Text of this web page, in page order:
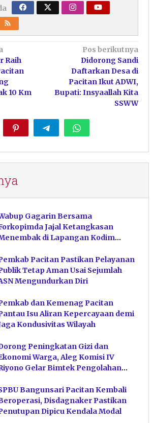
Raih
10 Km
Pos berikutnya
Didorong Sandi
Daftarkan Desa di
Pacitan Ikut ADWI,
Bupati: Insyaallah Kita
SSWW
Gagarin Bersama
Jajal Ketangkasan
di Lapangan Kodim
Pacitan Pastikan Pelayanan
Tetap Aman Usai Sejumlah
Mengundurkan Diri
dan Kemenag Pacitan
Isu Aliran Kepercayaan demi
Kondusivitas Wilayah
Peningkatan Gizi dan
Warga, Aleg Komisi IV
Gelar Bimtek Pengolahan
Bangunsari Pacitan Kembali
Disdagnaker Pastikan
Dipicu Kendala Modal